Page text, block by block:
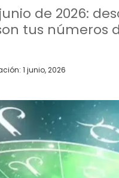
de 2026:
tus números
1 junio, 2026